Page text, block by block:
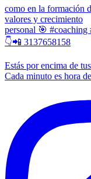
como en la formación
valores y crecimiento
personal 🎯 #coaching
👇📲 3137658158
Estás por encima de
Cada minuto es hora